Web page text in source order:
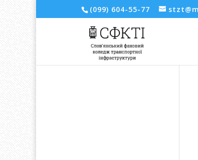
(099) 604-55-77